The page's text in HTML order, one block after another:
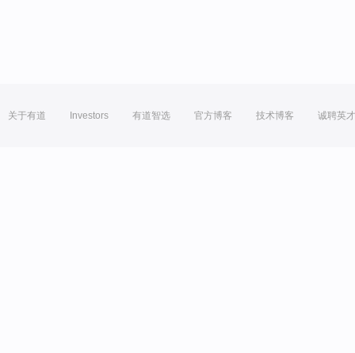
关于有道 Investors 有道智选 官方博客 技术博客 诚聘英才